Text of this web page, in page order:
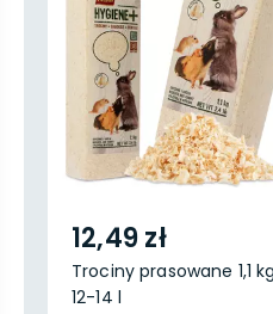
12,49 zł
Trociny prasowane 1,1 kg
12-14 l